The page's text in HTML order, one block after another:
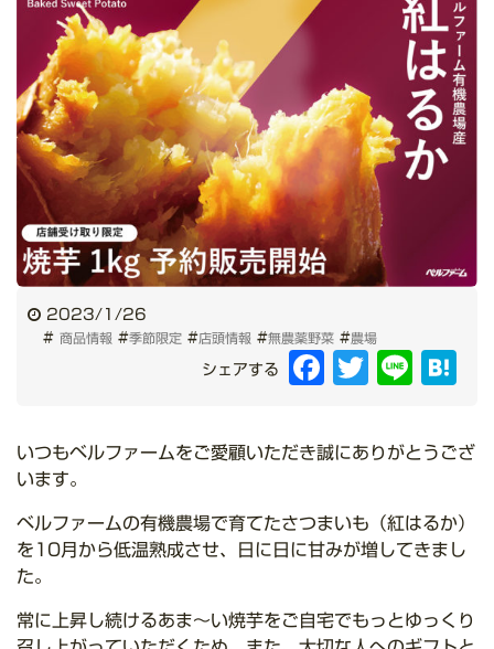
2023/1/26
# 商品情報 #季節限定 #店頭情報 #無農薬野菜 #農場
シェアする Facebook
Twitter Line
いつもベルファームをご愛顧いただき誠にありがとうござ
います。
ベルファームの有機農場で育てたさつまいも（紅はるか）
を10月から低温熟成させ、日に日に甘みが増してきまし
た。
常に上昇し続けるあま～い焼芋をご自宅でもっとゆっくり